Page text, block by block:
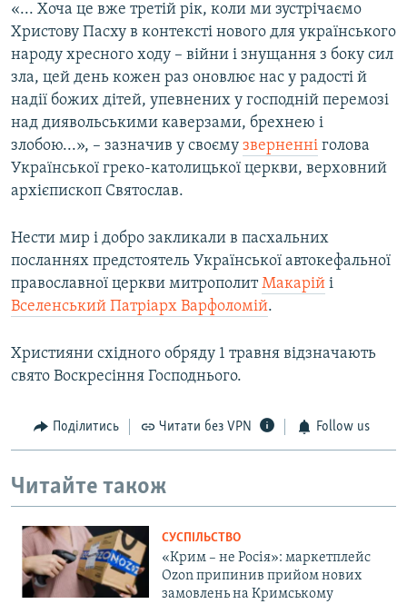
«... Хоча це вже третій рік, коли ми зустрічаємо
Христову Пасху в контексті нового для українського
народу хресного ходу – війни і знущання з боку сил
зла, цей день кожен раз оновлює нас у радості й
надії божих дітей, упевнених у господній перемозі
над диявольськими каверзами, брехнею і
злобою...», – зазначив у своєму зверненні голова
Української греко-католицької церкви, верховний
архієпископ Святослав.
Нести мир і добро закликали в пасхальних
посланнях предстоятель Української автокефальної
православної церкви митрополитМакарій і
Вселенський Патріарх Варфоломій.
Християни східного обряду 1 травня відзначають
свято Воскресіння Господнього.
Поділитись Читати без VPN Follow us
Читайте також
СУСПІЛЬСТВО
«Крим – не Росія»: маркетплейс
Ozon припинив прийом нових
замовлень на Кримському